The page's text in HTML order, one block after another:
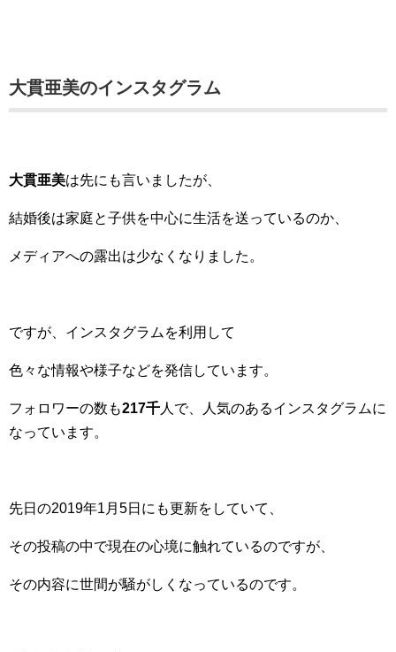
大貫亜美のインスタグラム
大貫亜美は先にも言いましたが、
結婚後は家庭と子供を中心に生活を送っているのか、
メディアへの露出は少なくなりました。
ですが、インスタグラムを利用して
色々な情報や様子などを発信しています。
フォロワーの数も217千人で、人気のあるインスタグラムに
なっています。
先日の2019年1月5日にも更新をしていて、
その投稿の中で現在の心境に触れているのですが、
その内容に世間が騒がしくなっているのです。